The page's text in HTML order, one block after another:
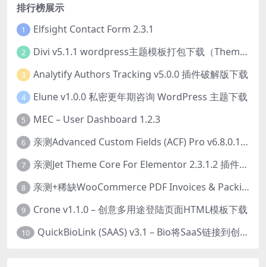
排行榜展示
1 Elfsight Contact Form 2.3.1
2 Divi v5.1.1 wordpress主题模板打包下载（Theme + Builder+ Extra Theme + Templates + Layouts + PSD）
3 Analytify Authors Tracking v5.0.0 插件破解版下载
4 Elune v1.0.0 私密更年期咨询 WordPress 主题下载
5 MEC – User Dashboard 1.2.3
6 亲测Advanced Custom Fields (ACF) Pro v6.8.0.1 + Advanced Custom Fields: Extended PRO v0.9.2.3 | 网站开发自定义字段插件下载
7 亲测Jet Theme Core For Elementor 2.3.1.2 插件下载
8 亲测+稀缺WooCommerce PDF Invoices & Packing Slips Professional v2.20.0 + Templates v2.25.1 [by WpOverNight] WooCommerce PDF 发票和装箱单插件下载
9 Crone v1.1.0 – 创意多用途登陆页面HTML模板下载
10 QuickBioLink (SAAS) v3.1 – Bio将SaaS链接到创作者，有影响力者和企业的SaaS PHP源码下载